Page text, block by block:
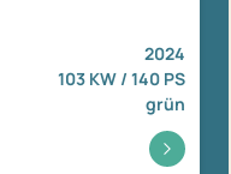
2024
103 KW / 140 PS
grün